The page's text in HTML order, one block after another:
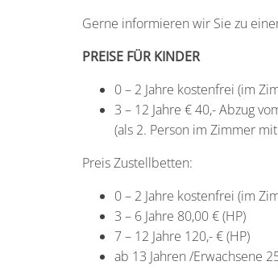
Gerne informieren wir Sie zu
PREISE FÜR KINDER
0 – 2 Jahre kostenfrei (im
3 – 12 Jahre € 40,- Abzug
(als 2. Person im Zimmer
Preis Zustellbetten:
0 – 2 Jahre kostenfrei (im
3 – 6 Jahre 80,00 € (HP)
7 – 12 Jahre 120,- € (HP)
ab 13 Jahren /Erwachsene